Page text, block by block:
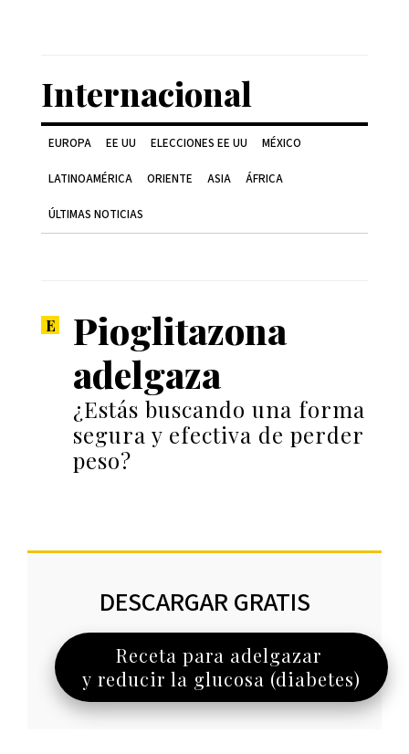
Internacional
EUROPA EE UU ELECCIONES EE UU MÉXICO
LATINOAMÉRICA ORIENTE ASIA ÁFRICA
ÚLTIMAS NOTICIAS
Pioglitazona
adelgaza
¿Estás buscando una forma
segura y efectiva de perder
peso?
DESCARGAR GRATIS
Receta para adelgazar
y reducir la glucosa (diabetes)